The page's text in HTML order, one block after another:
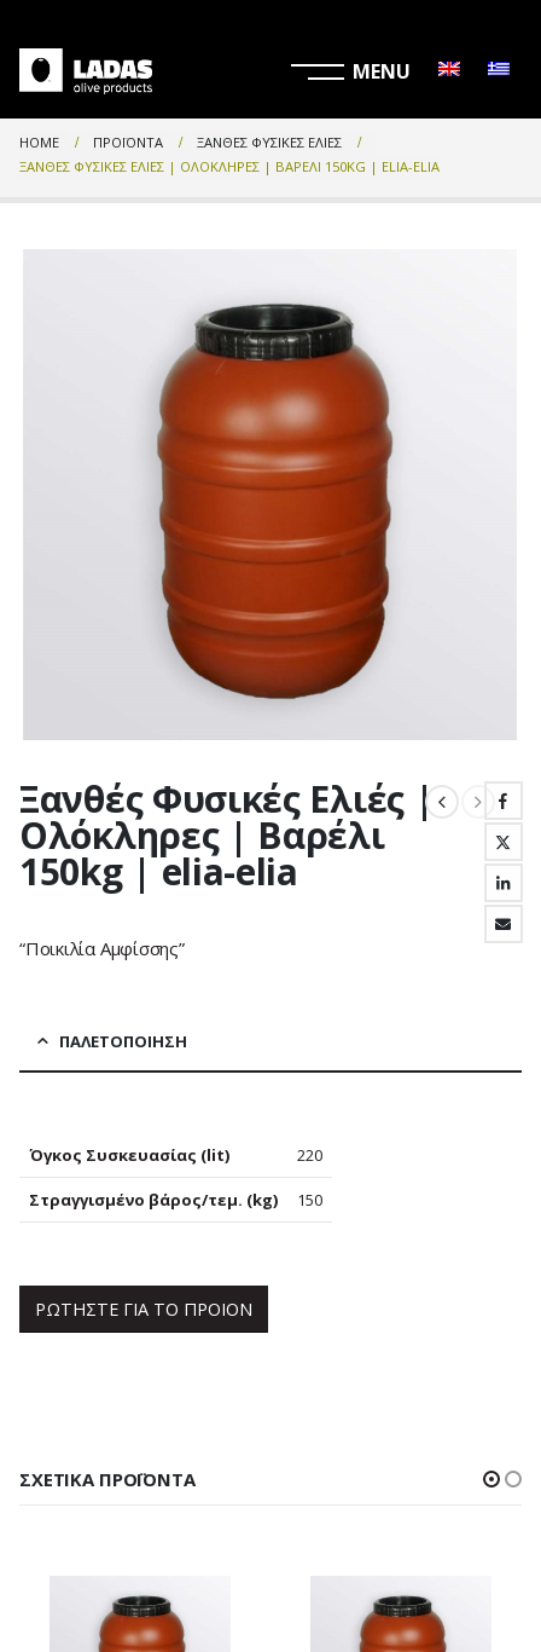
HOME ΠΡΟΪΌΝΤΑ
ΞΑΝΘΈΣ ΦΥΣΙΚΈΣ ΕΛΙΈΣ
ΞΑΝΘΈΣ ΦΥΣΙΚΈΣ ΕΛΙΈΣ | ΟΛΌΚΛΗΡΕΣ | ΒΑΡΈΛΙ 150KG | ELIA-ELIA
Ξανθές Φυσικές Ελιές |
Ολόκληρες | Βαρέλι
150kg | elia-elia
“Ποικιλία Αμφίσσης”
ΠΑΛΕΤΟΠΟΊΗΣΗ
Όγκος Συσκευασίας (lit) 220
Στραγγισμένο βάρος/τεμ. (kg) 150
ΡΩΤΗΣΤΕ ΓΙΑ ΤΟ ΠΡΟΙΟΝ
ΣΧΕΤΙΚΆ ΠΡΟΪΌΝΤΑ